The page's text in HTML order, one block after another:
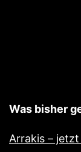
Was bisher
Arrakis –